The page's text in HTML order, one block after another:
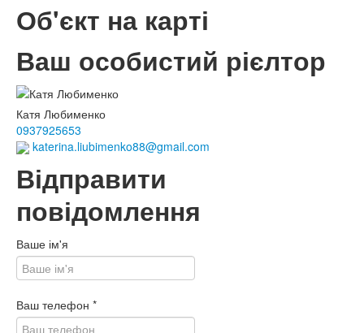
Об'єкт на карті
Ваш особистий рієлтор
Катя Любименко
0937925653
katerina.liubimenko88@gmail.com
Відправити
повідомлення
Ваше ім'я
Ваш телефон *